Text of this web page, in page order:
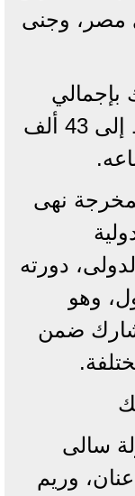
مصر، وجنى
بإجمالي
إيراداته بعد قرابة 5 ليالٍ فقط إلى 43 ألف
نهى
دورته
وهو
شارك ضمن
سالى
وريم